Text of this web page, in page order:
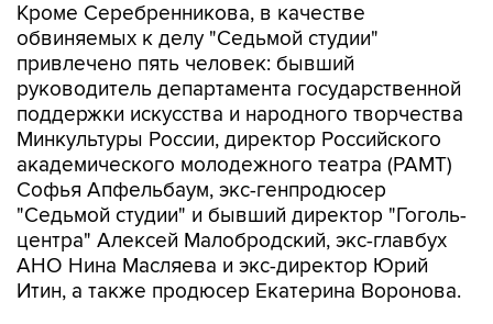
Кроме Серебренникова, в качестве
обвиняемых к делу "Седьмой студии"
привлечено пять человек: бывший
руководитель департамента государственной
поддержки искусства и народного творчества
Минкультуры России, директор Российского
академического молодежного театра (РАМТ)
Софья Апфельбаум, экс-генпродюсер
"Седьмой студии" и бывший директор "Гоголь-
центра" Алексей Малобродский, экс-главбух
АНО Нина Масляева и экс-директор Юрий
Итин, а также продюсер Екатерина Воронова.